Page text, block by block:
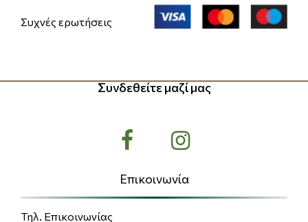
Συχνές ερωτήσεις
Συνδεθείτε μαζί μας
Επικοινωνία
Τηλ. Επικοινωνίας